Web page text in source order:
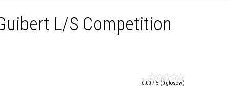
L/S Competition
0.00 / 5 (0 głosów)